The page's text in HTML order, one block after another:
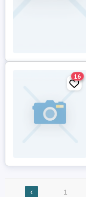
16
‹ 1